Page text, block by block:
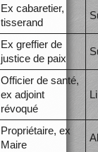
Ex cabaretier,
tisserand
Ex greffier de
justice de paix
Officier de santé,
ex adjoint
révoqué
Propriétaire, ex
Maire